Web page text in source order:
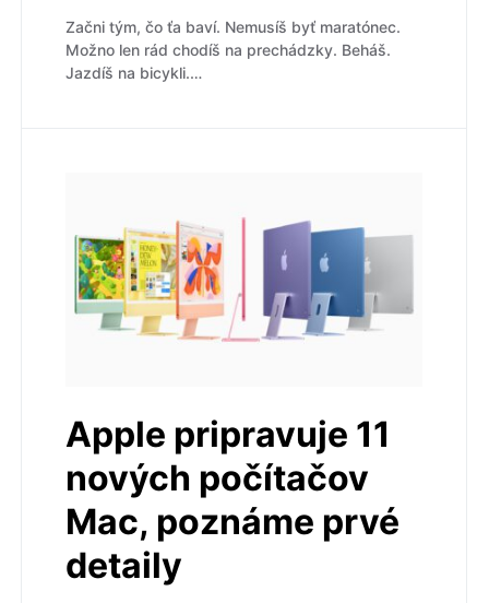
Začni tým, čo ťa baví. Nemusíš byť maratónec.
Možno len rád chodíš na prechádzky. Beháš.
Jazdíš na bicykli.…
Apple pripravuje 11
nových počítačov
Mac, poznáme prvé
detaily